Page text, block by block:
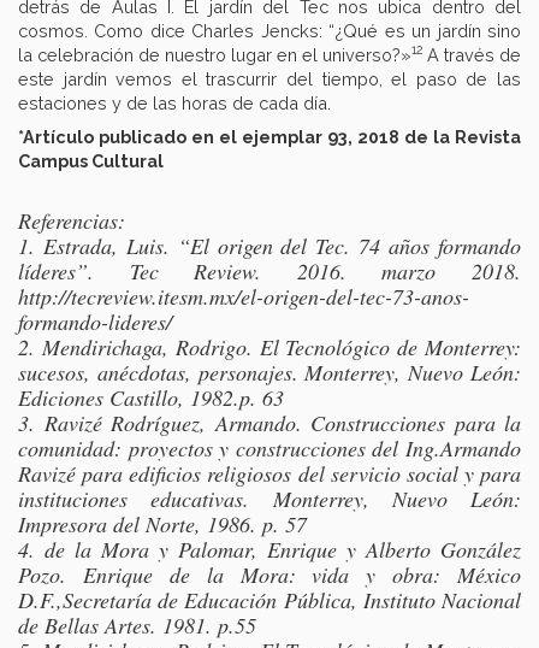
detrás de Aulas I. El jardín del Tec nos ubica dentro del
cosmos. Como dice Charles Jencks: “¿Qué es un jardín sino
la celebración de nuestro lugar en el universo?»12 A través de
este jardín vemos el trascurrir del tiempo, el paso de las
estaciones y de las horas de cada día.
*Artículo publicado en el ejemplar 93, 2018 de la Revista
Campus Cultural
Referencias:
1. Estrada, Luis. “El origen del Tec. 74 años formando
líderes”. Tec Review. 2016. marzo 2018.
http://tecreview.itesm.mx/el-origen-del-tec-73-anos-
formando-lideres/
2. Mendirichaga, Rodrigo. El Tecnológico de Monterrey:
sucesos, anécdotas, personajes. Monterrey, Nuevo León:
Ediciones Castillo, 1982.p. 63
3. Ravizé Rodríguez, Armando. Construcciones para la
comunidad: proyectos y construcciones del Ing.Armando
Ravizé para edificios religiosos del servicio social y para
instituciones educativas. Monterrey, Nuevo León:
Impresora del Norte, 1986. p. 57
4. de la Mora y Palomar, Enrique y Alberto González
Pozo. Enrique de la Mora: vida y obra: México
D.F.,Secretaría de Educación Pública, Instituto Nacional
de Bellas Artes. 1981. p.55